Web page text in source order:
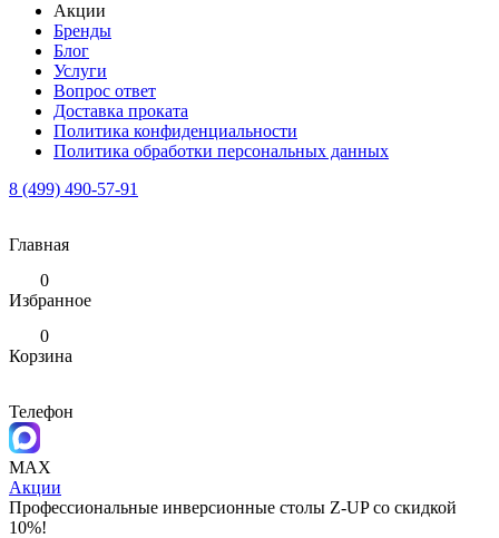
Акции
Бренды
Блог
Услуги
Вопрос ответ
Доставка проката
Политика конфиденциальности
Политика обработки персональных данных
8 (499) 490-57-91
Главная
0
Избранное
0
Корзина
Телефон
MAX
Акции
Профессиональные инверсионные столы Z-UP со скидкой
10%!